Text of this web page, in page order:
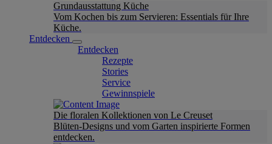
Grundausstattung Küche
Vom Kochen bis zum Servieren: Essentials für Ihre
Küche.
Entdecken
Entdecken
Rezepte
Stories
Service
Gewinnspiele
Die floralen Kollektionen von Le Creuset
Blüten-Designs und vom Garten inspirierte Formen
entdecken.